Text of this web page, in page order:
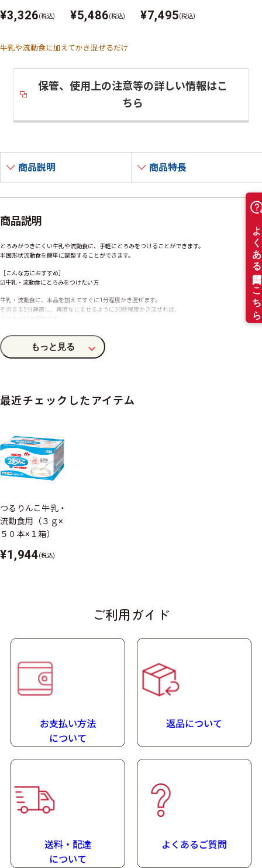
¥3,326(税込) ¥5,486(税込) ¥7,495(税込)
牛乳や流動食に加えてかき混ぜるだけ
保管、使用上の注意等の詳しい情報はこ
ちら
商品説明 商品特長
商品説明
とろみがつきにくい牛乳や流動食に、手軽にとろみをつけることができます。
半固形状流動食を簡単に調整することができます。
［こんな方におすすめ］
☑牛乳・流動食にとろみをつけたい方
牛乳・流動食に、本品を加えてすぐに1分程度かき混ぜます。
そのまま5分静置し、再度なじませるように30秒程度かき混ぜれば、
とろみづけの完成です。
※たんぱく質を含まない、お茶やお水にはトロミが付きませんので、つるりんこQuickly・つるりん
こPowerfulをご利用ください。
とろみ調整食品
形状
保存方法
室温で保存できますが、おいしさを保つために冷所での
保管をおすすめします。
栄養成分特長
栄養成分マークの説明
たんぱく質量
0.3g/100g
製造日より18ヶ月
(在庫状況により賞味期限が短くなる場合があります)
最近チェックしたアイテム
つるりんこ牛乳・
流動食用（３ｇ×
５０本×１箱）
¥1,944(税込)
ご利用ガイド
お支払い方法
について
返品について
送料・配達
について
よくあるご質問